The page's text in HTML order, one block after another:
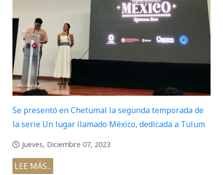
Se presentó en Chetumal la segunda temporada de
la serie Un lugar llamado México, dedicada a Tulum
Jueves, Diciembre 07, 2023
LEE MÁS...